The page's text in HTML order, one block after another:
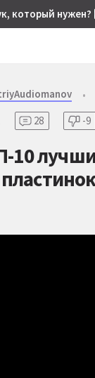
который
•
28 -9
10